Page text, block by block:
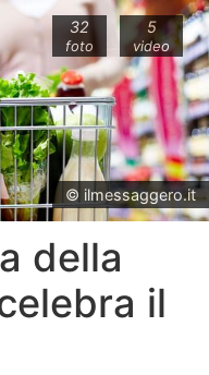
32
foto
5
video
© ilmessaggero.it
della
il